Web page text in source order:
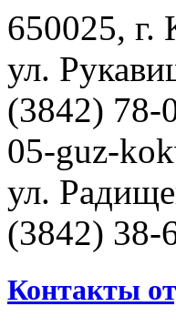
650025, г.
ул.
(3842) 78-
05-guz-
ул.
(3842) 38-
Контакты